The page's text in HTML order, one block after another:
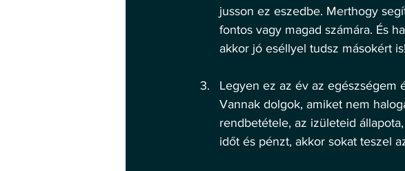
jusson ez eszedbe. Merthogy
fontos vagy magad számára. És
akkor jó eséllyel tudsz másokért is!
Legyen ez az év az egészségem
Vannak dolgok, amiket nem
rendbetétele, az izületeid
időt és pénzt, akkor sokat teszel